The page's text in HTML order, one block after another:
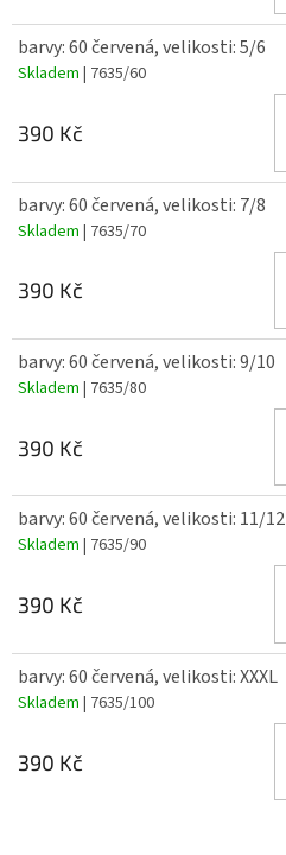
barvy: 60 červená, velikosti: 5/6
Skladem | 7635/60
390 Kč
barvy: 60 červená, velikosti: 7/8
Skladem | 7635/70
390 Kč
barvy: 60 červená, velikosti: 9/10
Skladem | 7635/80
390 Kč
barvy: 60 červená, velikosti: 11/12
Skladem | 7635/90
390 Kč
barvy: 60 červená, velikosti: XXXL
Skladem | 7635/100
390 Kč